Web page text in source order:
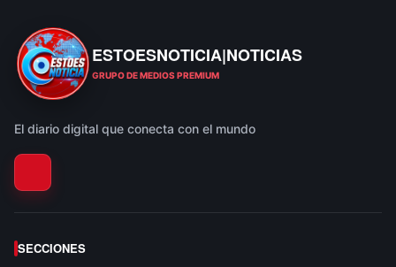
ESTOESNOTICIA|NOTICIAS
ESTOESNOTICIA|NOTICIAS
GRUPO DE MEDIOS PREMIUM
El diario digital que conecta con el mundo
SECCIONES